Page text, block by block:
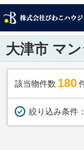
大津市 マ
該当物件数 180
絞り込み条件：